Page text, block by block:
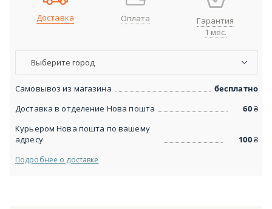
Доставка Оплата
Гарантия
1 мес.
Выберите город
Самовывоз из магазина
бесплатно
Доставка в отделение Нова пошта
60₴
Курьером Нова пошта по вашему
адресу
100₴
Подробнее о доставке